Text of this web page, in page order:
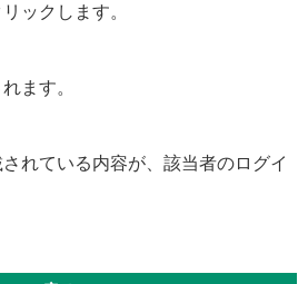
ックします。
ます。
れている内容が、該当者のログイ